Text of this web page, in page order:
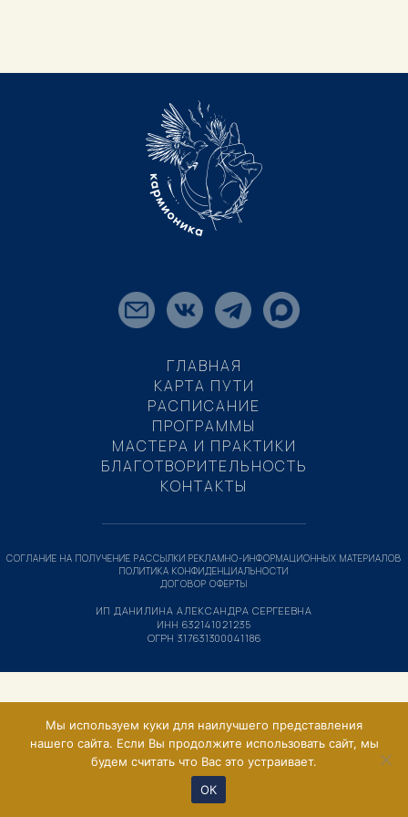
ГЛАВНАЯ
КАРТА ПУТИ
РАСПИСАНИЕ
ПРОГРАММЫ
МАСТЕРА И ПРАКТИКИ
БЛАГОТВОРИТЕЛЬНОСТЬ
КОНТАКТЫ
ИП ДАНИЛИНА АЛЕКСАНДРА СЕРГЕЕВНА
ИНН 632141021235
ОГРН 317631300041186
СОГЛАНИЕ НА ПОЛУЧЕНИЕ РАССЫЛКИ РЕКЛАМНО-ИНФОРМАЦИОННЫХ МАТЕРИАЛОВ
ПОЛИТИКА КОНФИДЕНЦИАЛЬНОСТИ
ДОГОВОР ОФЕРТЫ
Мы используем куки для наилучшего представления
нашего сайта. Если Вы продолжите использовать сайт, мы
будем считать что Вас это устраивает.
ОК